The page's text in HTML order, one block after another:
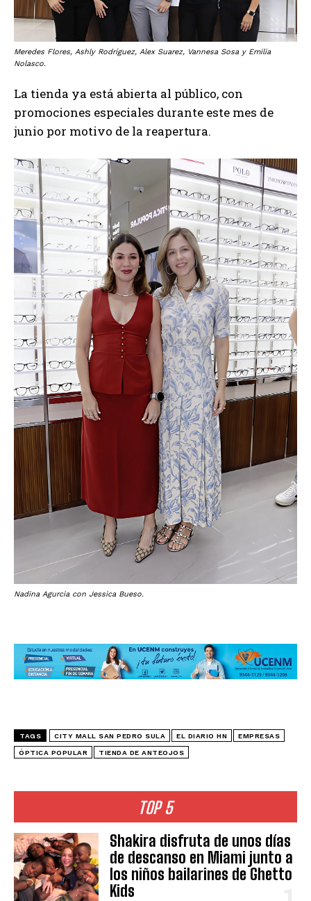
TOP 5
Shakira disfruta de unos días
de descanso en Miami junto a
los niños bailarines de Ghetto
Kids
Meredes Flores, Ashly Rodríguez, Alex Suarez, Vannesa Sosa y Emilia
Nolasco.
La tienda ya está abierta al público, con
promociones especiales durante este mes de
junio por motivo de la reapertura.
Nadina Agurcia con Jessica Bueso.
TAGS CITY MALL SAN PEDRO SULA EL DIARIO HN EMPRESAS
ÓPTICA POPULAR TIENDA DE ANTEOJOS